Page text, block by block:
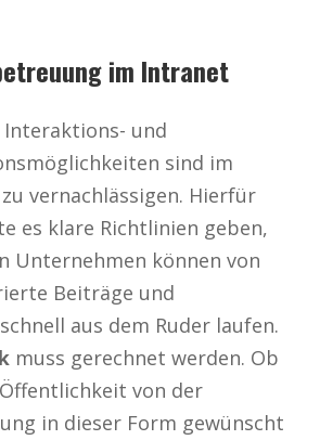
im Intranet
Interaktions- und
sind im
vernachlässigen. Hierfür
es klare Richtlinien geben,
Unternehmen können von
Beiträge und
schnell aus dem Ruder laufen.
muss gerechnet werden. Ob
von der
in dieser Form gewünscht